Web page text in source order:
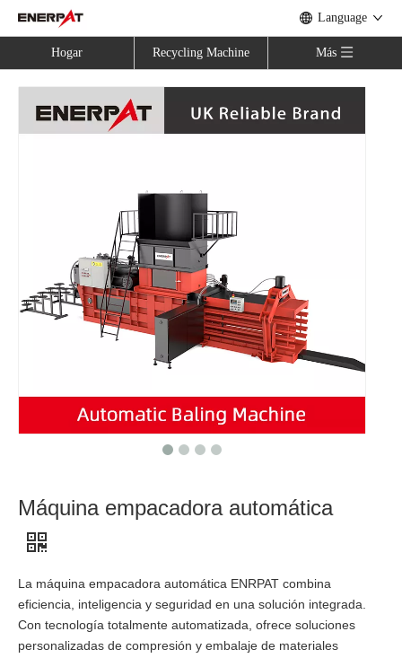
Language
Hogar Recycling Machine Más
Máquina empacadora automática
La máquina empacadora automática ENRPAT combina
eficiencia, inteligencia y seguridad en una solución integrada.
Con tecnología totalmente automatizada, ofrece soluciones
personalizadas de compresión y embalaje de materiales